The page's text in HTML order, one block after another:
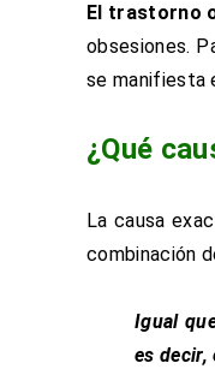
El trastorno
obsesiones.
se manifiesta
¿Qué
La causa
combinación
Igual
es decir,